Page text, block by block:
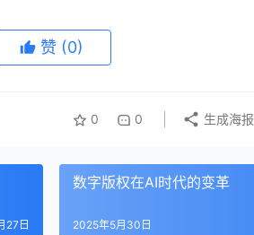
赞 (0)
0 0 生成海报
27日
数字版权在AI时代的变革
2025年5月30日